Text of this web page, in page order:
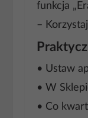
funkcja
–
• Ustaw
• W
• Co